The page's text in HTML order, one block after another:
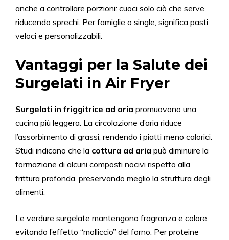
anche a controllare porzioni: cuoci solo ciò che serve,
riducendo sprechi. Per famiglie o single, significa pasti
veloci e personalizzabili.
Vantaggi per la Salute dei
Surgelati in Air Fryer
Surgelati in friggitrice ad aria promuovono una
cucina più leggera. La circolazione d’aria riduce
l’assorbimento di grassi, rendendo i piatti meno calorici.
Studi indicano che la cottura ad aria può diminuire la
formazione di alcuni composti nocivi rispetto alla
frittura profonda, preservando meglio la struttura degli
alimenti.
Le verdure surgelate mantengono fragranza e colore,
evitando l’effetto “molliccio” del forno. Per proteine